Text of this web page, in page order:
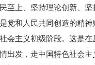
至上、坚持理论创新、
党和人民共同创造的精
主义初级阶段。这是在
出发，走中国特色社会